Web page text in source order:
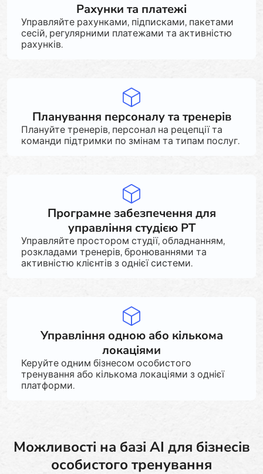
Рахунки та платежі
Управляйте рахунками, підписками, пакетами
сесій, регулярними платежами та активністю
рахунків.
Планування персоналу та тренерів
Плануйте тренерів, персонал на рецепції та
команди підтримки по змінам та типам послуг.
Програмне забезпечення для
управління студією PT
Управляйте простором студії, обладнанням,
розкладами тренерів, бронюваннями та
активністю клієнтів з однієї системи.
Управління одною або кількома
локаціями
Керуйте одним бізнесом особистого
тренування або кількома локаціями з однієї
платформи.
Можливості на базі AI для бізнесів
особистого тренування